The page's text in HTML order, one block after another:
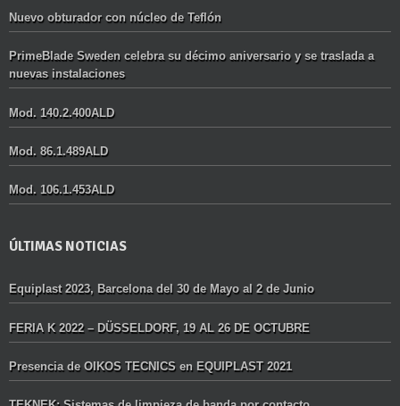
Nuevo obturador con núcleo de Teflón
PrimeBlade Sweden celebra su décimo aniversario y se traslada a
nuevas instalaciones
Mod. 140.2.400ALD
Mod. 86.1.489ALD
Mod. 106.1.453ALD
ÚLTIMAS NOTICIAS
Equiplast 2023, Barcelona del 30 de Mayo al 2 de Junio
FERIA K 2022 – DÜSSELDORF, 19 AL 26 DE OCTUBRE
Presencia de OIKOS TECNICS en EQUIPLAST 2021